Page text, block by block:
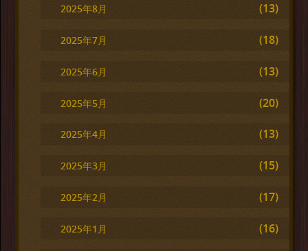
2025年8月 (13)
2025年7月 (18)
2025年6月 (13)
2025年5月 (20)
2025年4月 (13)
2025年3月 (15)
2025年2月 (17)
2025年1月 (16)